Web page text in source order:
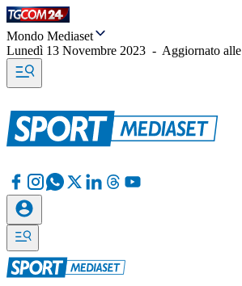
Mondo Mediaset
Lunedì 13 Novembre 2023 - Aggiornato alle